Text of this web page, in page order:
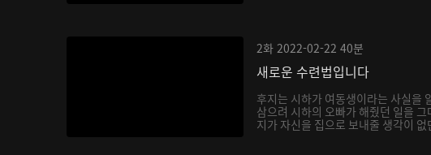
2화 2022-02-22 40분
새로운 수련법입니다
후지는 시하가 여동생이라는 사실을
삼으려 시하의 오빠가 해줬던 일을
지가 자신을 집으로 보내줄 생각이